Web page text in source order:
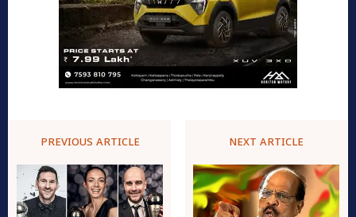
PREVIOUS ARTICLE NEXT ARTICLE